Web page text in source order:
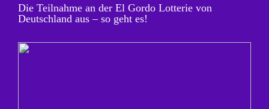
Die Teilnahme an der El Gordo Lotterie von
Deutschland aus – so geht es!